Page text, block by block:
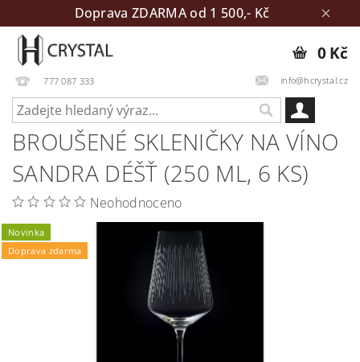
Doprava ZDARMA od 1 500,- Kč
777 087 333 info@hcrystal.cz
0 Kč
BROUŠENÉ SKLENIČKY NA VÍNO
SANDRA DÉŠŤ (250 ML, 6 KS)
Neohodnoceno
Novinka
Doprava zdarma